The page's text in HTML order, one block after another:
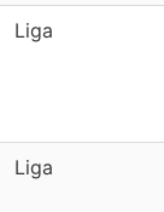
Liga
Liga